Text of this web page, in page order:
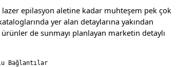
epilasyon aletine kadar muhteşem pek çok
yer alan detaylarına yakından
de sunmayı planlayan marketin detaylı
Bağlantılar